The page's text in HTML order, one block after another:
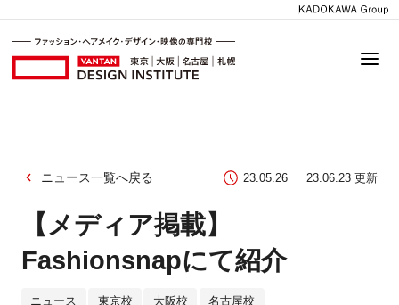
ニュース一覧へ戻る 23.05.26 23.06.23 更新
【メディア掲載】
Fashionsnapにて紹介
ニュース 東京校 大阪校 名古屋校